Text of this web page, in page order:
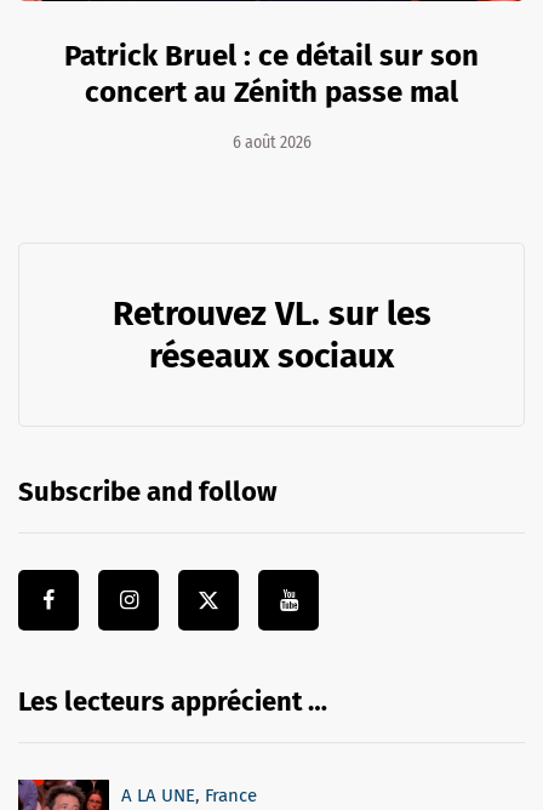
Patrick Bruel : ce détail sur son
concert au Zénith passe mal
6 août 2026
Retrouvez VL. sur les
réseaux sociaux
Subscribe and follow
Les lecteurs apprécient …
A LA UNE, France